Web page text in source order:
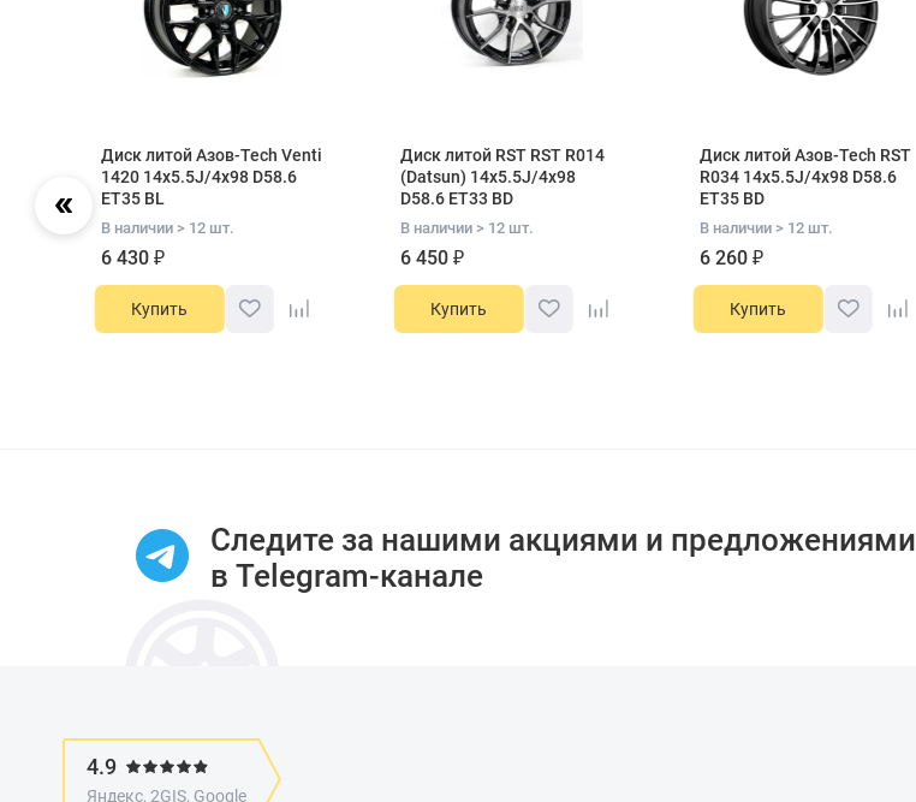
Диск литой Азов-Tech Venti
1420 14x5.5J/4x98 D58.6
ET35 BL
В наличии > 12 шт.
6 430 ₽
Купить
Диск литой RST RST R014
(Datsun) 14x5.5J/4x98
D58.6 ET33 BD
В наличии > 12 шт.
6 450 ₽
Купить
Диск литой Азов-Tech RST
R034 14x5.5J/4x98 D58.6
ET35 BD
В наличии > 12 шт.
6 260 ₽
Купить
Следите за нашими акциями и предложениями
в Telegram-канале
4.9
Яндекс, 2GIS, Google